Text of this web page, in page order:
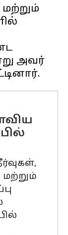
அவர்
மற்றும்